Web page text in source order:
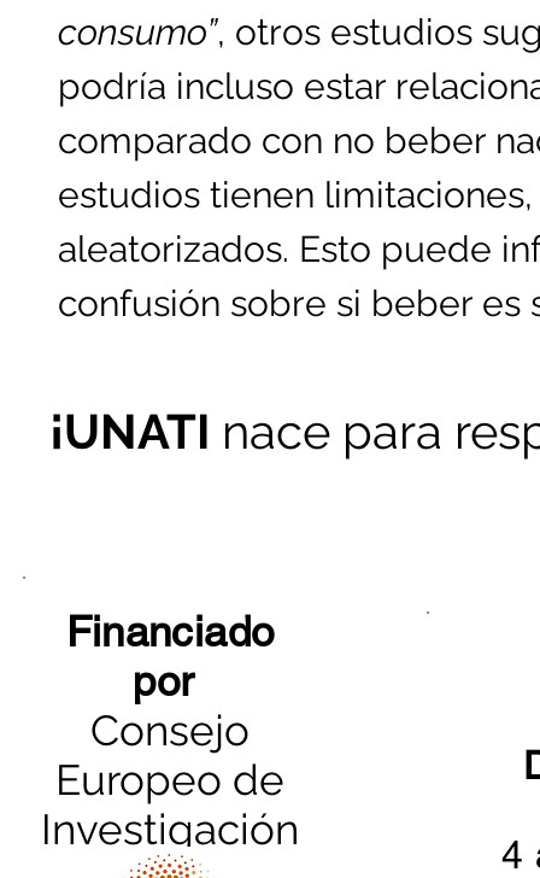
consumo”, otros estudios
podría incluso estar
comparado con no beber
estudios tienen
aleatorizados. Esto puede
confusión sobre si beber es
¡UNATI nace para
Financiado
por
Consejo
Europeo de
Investigación
4